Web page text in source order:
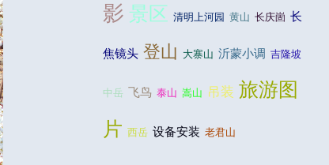
影 景区 清明上河园 黄山 长庆崮 长
焦镜头 登山 大寨山 沂蒙小调 吉隆坡
中岳 飞鸟 泰山 嵩山 吊装 旅游图
片 西岳 设备安装 老君山